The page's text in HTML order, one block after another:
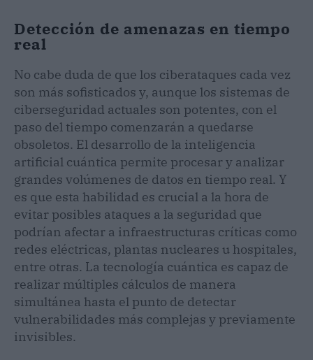
Detección de amenazas en tiempo
real
No cabe duda de que los ciberataques cada vez
son más sofisticados y, aunque los sistemas de
ciberseguridad actuales son potentes, con el
paso del tiempo comenzarán a quedarse
obsoletos. El desarrollo de la inteligencia
artificial cuántica permite procesar y analizar
grandes volúmenes de datos en tiempo real. Y
es que esta habilidad es crucial a la hora de
evitar posibles ataques a la seguridad que
podrían afectar a infraestructuras críticas como
redes eléctricas, plantas nucleares u hospitales,
entre otras. La tecnología cuántica es capaz de
realizar múltiples cálculos de manera
simultánea hasta el punto de detectar
vulnerabilidades más complejas y previamente
invisibles.